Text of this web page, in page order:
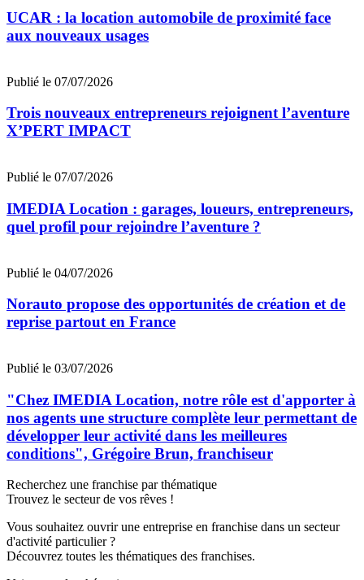
UCAR : la location automobile de proximité face
aux nouveaux usages
Publié le 07/07/2026
Trois nouveaux entrepreneurs rejoignent l’aventure
X’PERT IMPACT
Publié le 07/07/2026
IMEDIA Location : garages, loueurs, entrepreneurs,
quel profil pour rejoindre l’aventure ?
Publié le 04/07/2026
Norauto propose des opportunités de création et de
reprise partout en France
Publié le 03/07/2026
"Chez IMEDIA Location, notre rôle est d'apporter à
nos agents une structure complète leur permettant de
développer leur activité dans les meilleures
conditions", Grégoire Brun, franchiseur
Recherchez une franchise par thématique
Trouvez le secteur de vos rêves !
Vous souhaitez ouvrir une entreprise en franchise dans un secteur
d'activité particulier ?
Découvrez toutes les thématiques des franchises.